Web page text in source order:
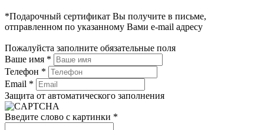
*Подарочный сертификат Вы получите в письме,
отправленном по указанному Вами e-mail адресу
Пожалуйста заполните обязательные поля
Ваше имя *
Телефон *
Email *
Защита от автоматического заполнения
Введите слово с картинки *